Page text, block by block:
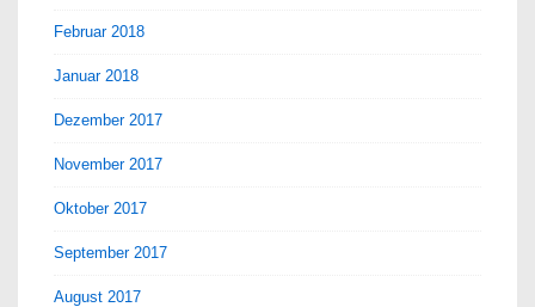
Februar 2018
Januar 2018
Dezember 2017
November 2017
Oktober 2017
September 2017
August 2017